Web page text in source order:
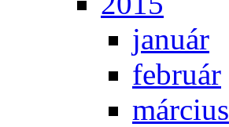
ja­nu­ár
feb­ru­ár
már­ci­us